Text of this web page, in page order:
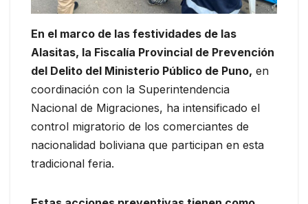
En el marco de las festividades de las
Alasitas, la Fiscalía Provincial de Prevención
del Delito del Ministerio Público de Puno, en
coordinación con la Superintendencia
Nacional de Migraciones, ha intensificado el
control migratorio de los comerciantes de
nacionalidad boliviana que participan en esta
tradicional feria.